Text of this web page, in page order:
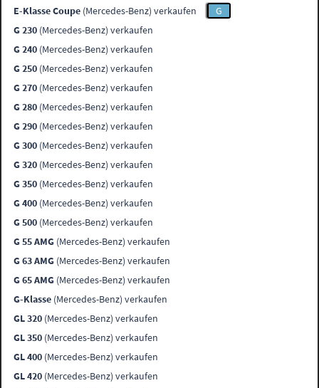
E-Klasse Coupe (Mercedes-Benz) verkaufen
G
G 230 (Mercedes-Benz) verkaufen
G 240 (Mercedes-Benz) verkaufen
G 250 (Mercedes-Benz) verkaufen
G 270 (Mercedes-Benz) verkaufen
G 280 (Mercedes-Benz) verkaufen
G 290 (Mercedes-Benz) verkaufen
G 300 (Mercedes-Benz) verkaufen
G 320 (Mercedes-Benz) verkaufen
G 350 (Mercedes-Benz) verkaufen
G 400 (Mercedes-Benz) verkaufen
G 500 (Mercedes-Benz) verkaufen
G 55 AMG (Mercedes-Benz) verkaufen
G 63 AMG (Mercedes-Benz) verkaufen
G 65 AMG (Mercedes-Benz) verkaufen
G-Klasse (Mercedes-Benz) verkaufen
GL 320 (Mercedes-Benz) verkaufen
GL 350 (Mercedes-Benz) verkaufen
GL 400 (Mercedes-Benz) verkaufen
GL 420 (Mercedes-Benz) verkaufen